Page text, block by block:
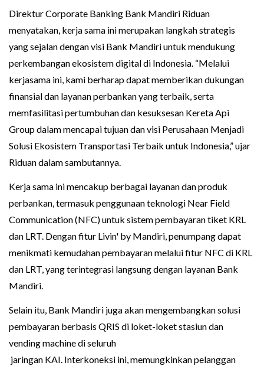
Direktur Corporate Banking Bank Mandiri Riduan
menyatakan, kerja sama ini merupakan langkah strategis
yang sejalan dengan visi Bank Mandiri untuk mendukung
perkembangan ekosistem digital di Indonesia. “Melalui
kerjasama ini, kami berharap dapat memberikan dukungan
finansial dan layanan perbankan yang terbaik, serta
memfasilitasi pertumbuhan dan kesuksesan Kereta Api
Group dalam mencapai tujuan dan visi Perusahaan Menjadi
Solusi Ekosistem Transportasi Terbaik untuk Indonesia,” ujar
Riduan dalam sambutannya.
Kerja sama ini mencakup berbagai layanan dan produk
perbankan, termasuk penggunaan teknologi Near Field
Communication (NFC) untuk sistem pembayaran tiket KRL
dan LRT. Dengan fitur Livin' by Mandiri, penumpang dapat
menikmati kemudahan pembayaran melalui fitur NFC di KRL
dan LRT, yang terintegrasi langsung dengan layanan Bank
Mandiri.
Selain itu, Bank Mandiri juga akan mengembangkan solusi
pembayaran berbasis QRIS di loket-loket stasiun dan
vending machine di seluruh
jaringan KAI. Interkoneksi ini, memungkinkan pelanggan